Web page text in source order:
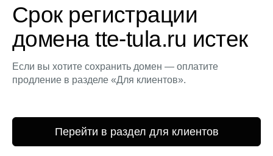
Срок регистрации
домена tte-tula.ru истек
Если вы хотите сохранить домен — оплатите
продление в разделе «Для клиентов».
Перейти в раздел для клиентов